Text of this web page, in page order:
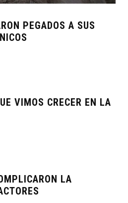
PEGADOS A SUS
VIMOS CRECER EN LA
LA